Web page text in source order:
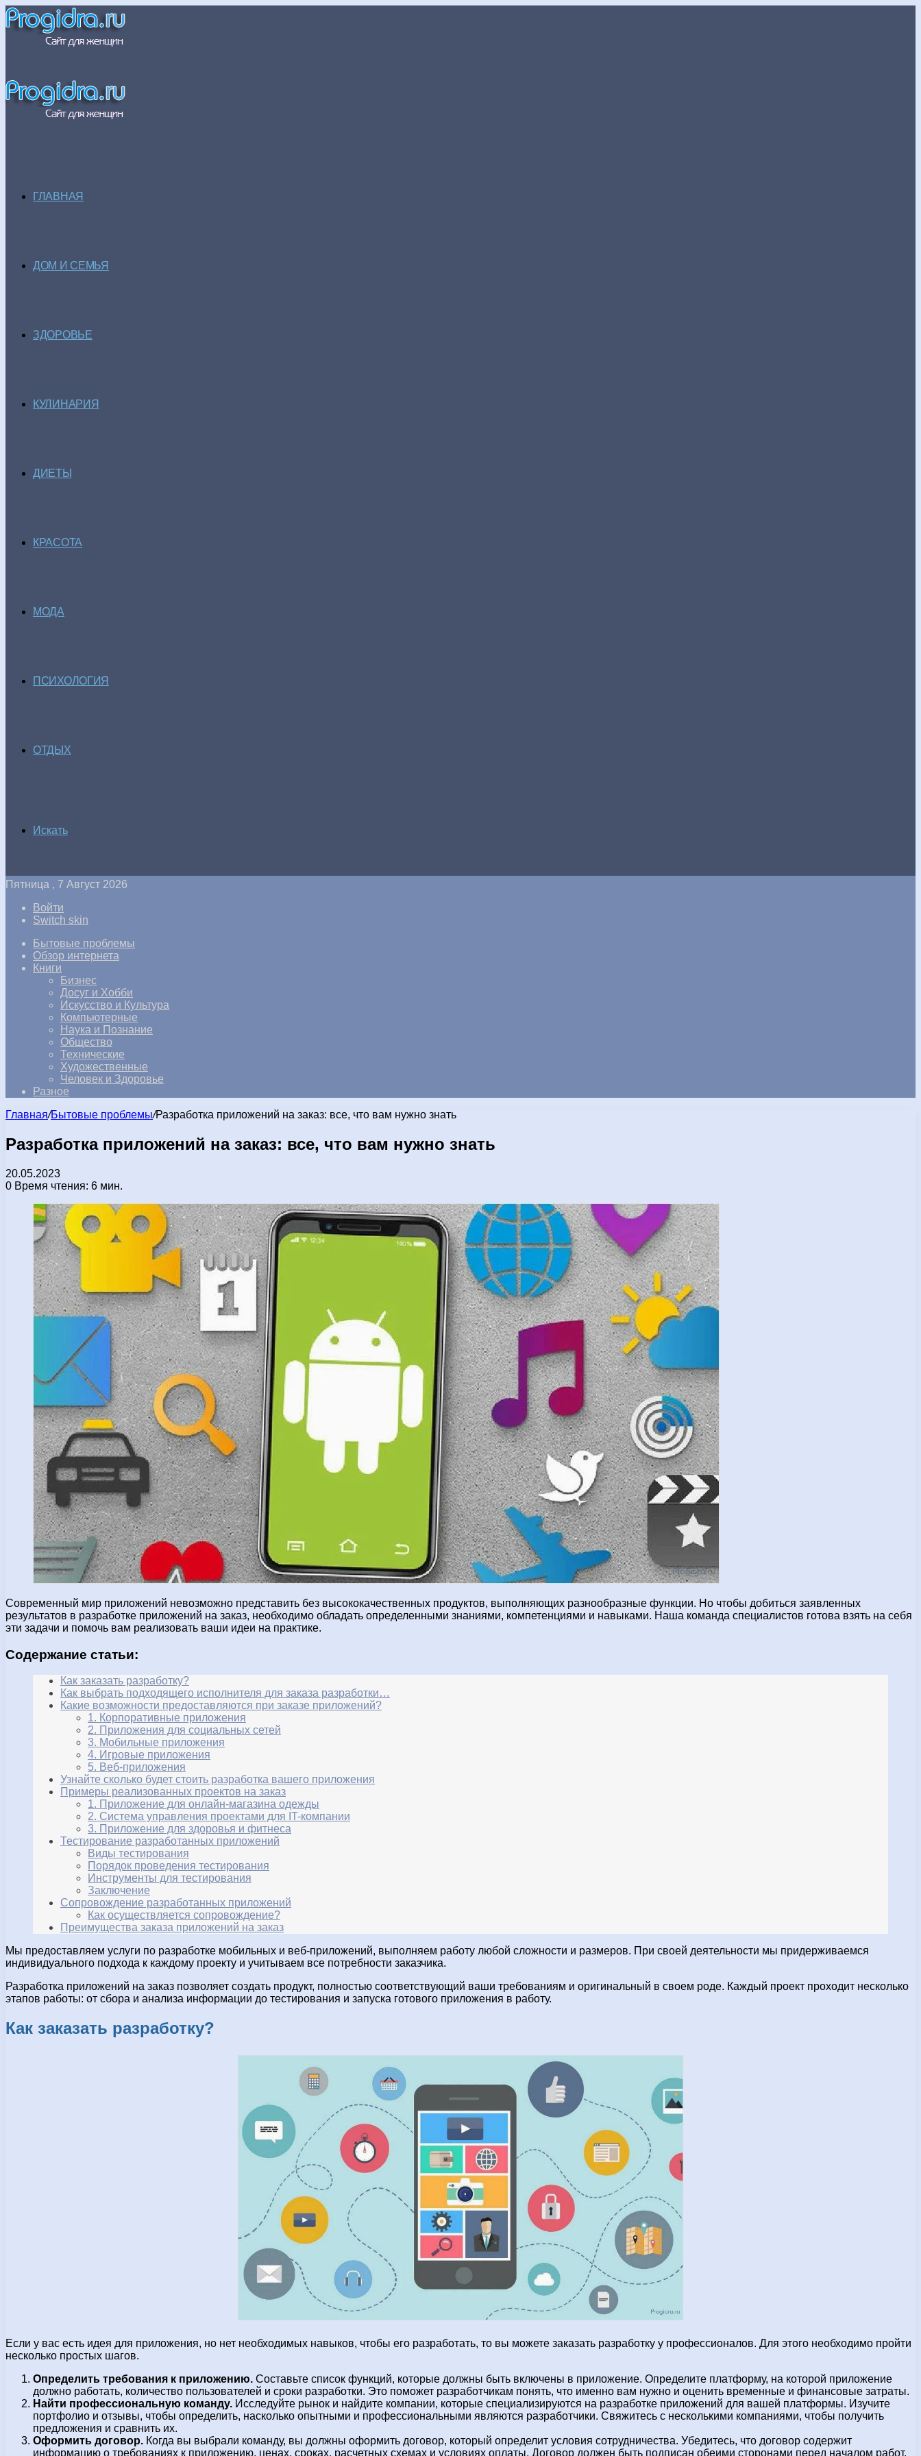
ГЛАВНАЯ
ДОМ И СЕМЬЯ
ЗДОРОВЬЕ
КУЛИНАРИЯ
ДИЕТЫ
КРАСОТА
МОДА
ПСИХОЛОГИЯ
ОТДЫХ
Искать
Пятница , 7 Август 2026
Войти
Switch skin
Бытовые проблемы
Обзор интернета
Книги
Бизнес
Досуг и Хобби
Искусство и Культура
Компьютерные
Наука и Познание
Общество
Технические
Художественные
Человек и Здоровье
Разное
Главная/Бытовые проблемы/Разработка приложений на заказ: все, что вам нужно знать
Разработка приложений на заказ: все, что вам нужно знать
20.05.2023
0 Время чтения: 6 мин.
Современный мир приложений невозможно представить без высококачественных продуктов, выполняющих разнообразные функции. Но чтобы добиться заявленных
результатов в разработке приложений на заказ, необходимо обладать определенными знаниями, компетенциями и навыками. Наша команда специалистов готова взять на себя
эти задачи и помочь вам реализовать ваши идеи на практике.
Содержание статьи:
Как заказать разработку?
Как выбрать подходящего исполнителя для заказа разработки…
Какие возможности предоставляются при заказе приложений?
1. Корпоративные приложения
2. Приложения для социальных сетей
3. Мобильные приложения
4. Игровые приложения
5. Веб-приложения
Узнайте сколько будет стоить разработка вашего приложения
Примеры реализованных проектов на заказ
1. Приложение для онлайн-магазина одежды
2. Система управления проектами для IT-компании
3. Приложение для здоровья и фитнеса
Тестирование разработанных приложений
Виды тестирования
Порядок проведения тестирования
Инструменты для тестирования
Заключение
Сопровождение разработанных приложений
Как осуществляется сопровождение?
Преимущества заказа приложений на заказ
Мы предоставляем услуги по разработке мобильных и веб-приложений, выполняем работу любой сложности и размеров. При своей деятельности мы придерживаемся
индивидуального подхода к каждому проекту и учитываем все потребности заказчика.
Разработка приложений на заказ позволяет создать продукт, полностью соответствующий ваши требованиям и оригинальный в своем роде. Каждый проект проходит несколько
этапов работы: от сбора и анализа информации до тестирования и запуска готового приложения в работу.
Как заказать разработку?
Если у вас есть идея для приложения, но нет необходимых навыков, чтобы его разработать, то вы можете заказать разработку у профессионалов. Для этого необходимо пройти
несколько простых шагов.
Определить требования к приложению. Составьте список функций, которые должны быть включены в приложение. Определите платформу, на которой приложение
должно работать, количество пользователей и сроки разработки. Это поможет разработчикам понять, что именно вам нужно и оценить временные и финансовые затраты.
Найти профессиональную команду. Исследуйте рынок и найдите компании, которые специализируются на разработке приложений для вашей платформы. Изучите
портфолио и отзывы, чтобы определить, насколько опытными и профессиональными являются разработчики. Свяжитесь с несколькими компаниями, чтобы получить
предложения и сравнить их.
Оформить договор. Когда вы выбрали команду, вы должны оформить договор, который определит условия сотрудничества. Убедитесь, что договор содержит
информацию о требованиях к приложению, ценах, сроках, расчетных схемах и условиях оплаты. Договор должен быть подписан обеими сторонами перед началом работ.